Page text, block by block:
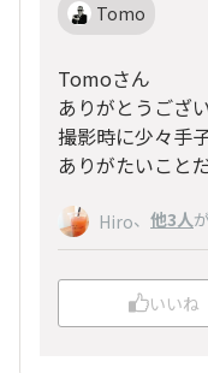
Tomo
Tomoさん
ありがとうござい
撮影時に少々手
ありがたいこと
Hiro、 他3人
いいね